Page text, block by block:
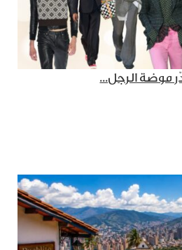
موضة الرجل...